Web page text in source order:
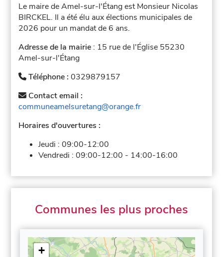
Le maire de Amel-sur-l'Étang est Monsieur Nicolas
BIRCKEL. Il a été élu aux élections municipales de
2026 pour un mandat de 6 ans.
Adresse de la mairie : 15 rue de l'Église 55230
Amel-sur-l'Étang
Téléphone :0329879157
Contact email :
communeamelsuretang@orange.fr
Horaires d'ouvertures :
Jeudi :09:00-12:00
Vendredi :09:00-12:00 - 14:00-16:00
Communes les plus proches
+